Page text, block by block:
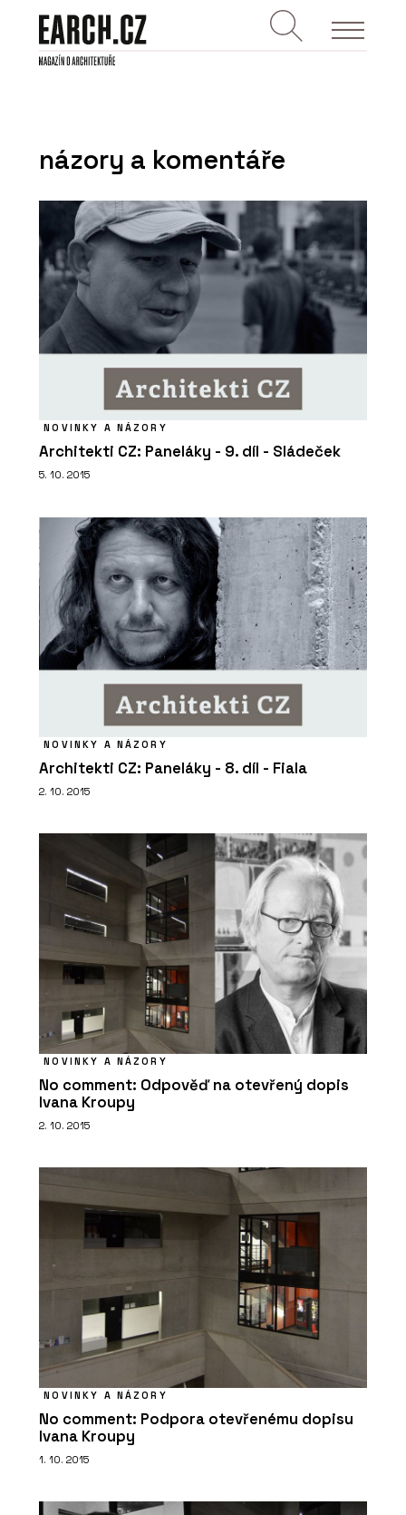
názory a komentáře
NOVINKY A NÁZORY
Architekti CZ: Paneláky - 9. díl - Sládeček
5. 10. 2015
NOVINKY A NÁZORY
Architekti CZ: Paneláky - 8. díl - Fiala
2. 10. 2015
NOVINKY A NÁZORY
No comment: Odpověď na otevřený dopis
Ivana Kroupy
2. 10. 2015
NOVINKY A NÁZORY
No comment: Podpora otevřenému dopisu
Ivana Kroupy
1. 10. 2015